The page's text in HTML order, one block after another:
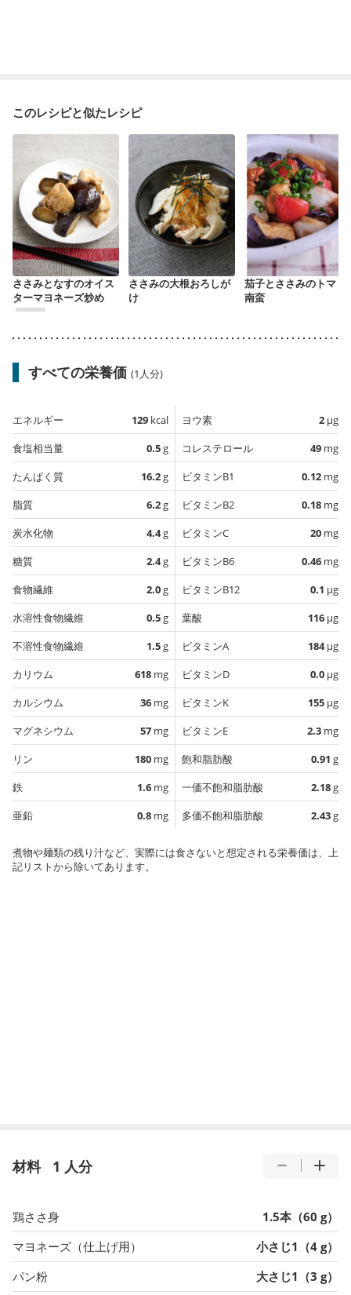
このレシピと似たレシピ
ささみとなすのオイス
ターマヨネーズ炒め
ささみの大根おろしが
け
茄子とささみのトマト
南蛮
すべての栄養価 (1人分)
エネルギー 129 kcal
食塩相当量
0.5g
たんぱく質
16.2g
脂質
6.2g
炭水化物
4.4g
糖質
2.4g
食物繊維
2.0g
水溶性食物繊維
0.5g
不溶性食物繊維
1.5g
カリウム
618 mg
カルシウム
36 mg
マグネシウム
57 mg
リン
180 mg
鉄
1.6 mg
亜鉛
0.8 mg
ヨウ素 2 µg
コレステロール
49 mg
ビタミンB1
0.12 mg
ビタミンB2
0.18 mg
ビタミンC
20 mg
ビタミンB6
0.46 mg
ビタミンB12
0.1 µg
葉酸
116 µg
ビタミンA
184µg
ビタミンD
0.0 µg
ビタミンK
155 µg
ビタミンE
2.3 mg
飽和脂肪酸
0.91 g
一価不飽和脂肪酸
2.18g
多価不飽和脂肪酸
2.43g
煮物や麺類の残り汁など、実際には食さないと想定される栄養価は、上
記リストから除いてあります。
材料 1 人分
鶏ささ身
1.5本（60 g）
マヨネーズ（仕上げ用）
小さじ1（4 g）
パン粉
大さじ1（3 g）